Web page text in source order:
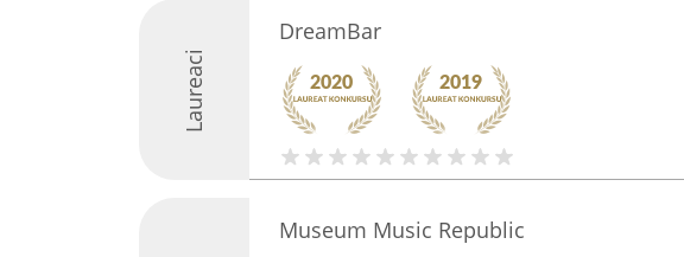
Laureaci
DreamBar
Museum Music Republic